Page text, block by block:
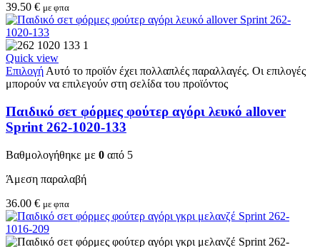
39.50 € με φπα
Quick view
ΕπιλογήΑυτό το προϊόν έχει πολλαπλές παραλλαγές. Οι επιλογές
μπορούν να επιλεγούν στη σελίδα του προϊόντος
Παιδικό σετ φόρμες φούτερ αγόρι λευκό allover
Sprint 262-1020-133
Βαθμολογήθηκε με 0 από 5
Άμεση παραλαβή
36.00 € με φπα